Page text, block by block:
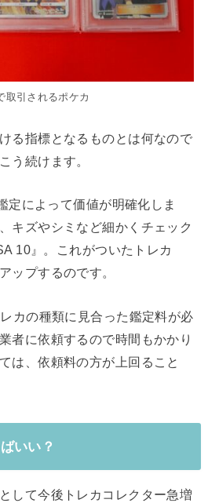
取引されるポケカ
る指標となるものとは何なので
う続けます。
定によって価値が明確化しま
キズやシミなど細かくチェック
10』。これがついたトレカ
ップするのです。
カの種類に見合った鑑定料が必
者に依頼するので時間もかかり
は、依頼料の方が上回ること
いい？
して今後トレカコレクター急増